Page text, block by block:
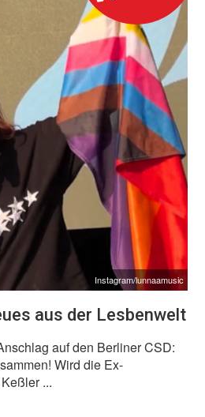
Instagram/lunnaamusic
aus der Lesbenwelt
auf den Berliner CSD:
Wird die Ex-
...